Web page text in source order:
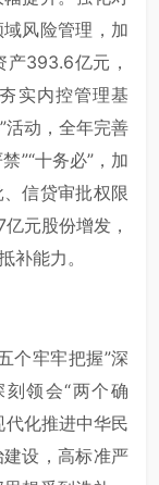
风险管理，加
393.6亿元，
实内控管理基
活动，全年完善
”“十务必”，加
信贷审批权限
元股份增发，
补能力。
个牢牢把握”深
领会“两个确
代化推进中华民
设，高标准严